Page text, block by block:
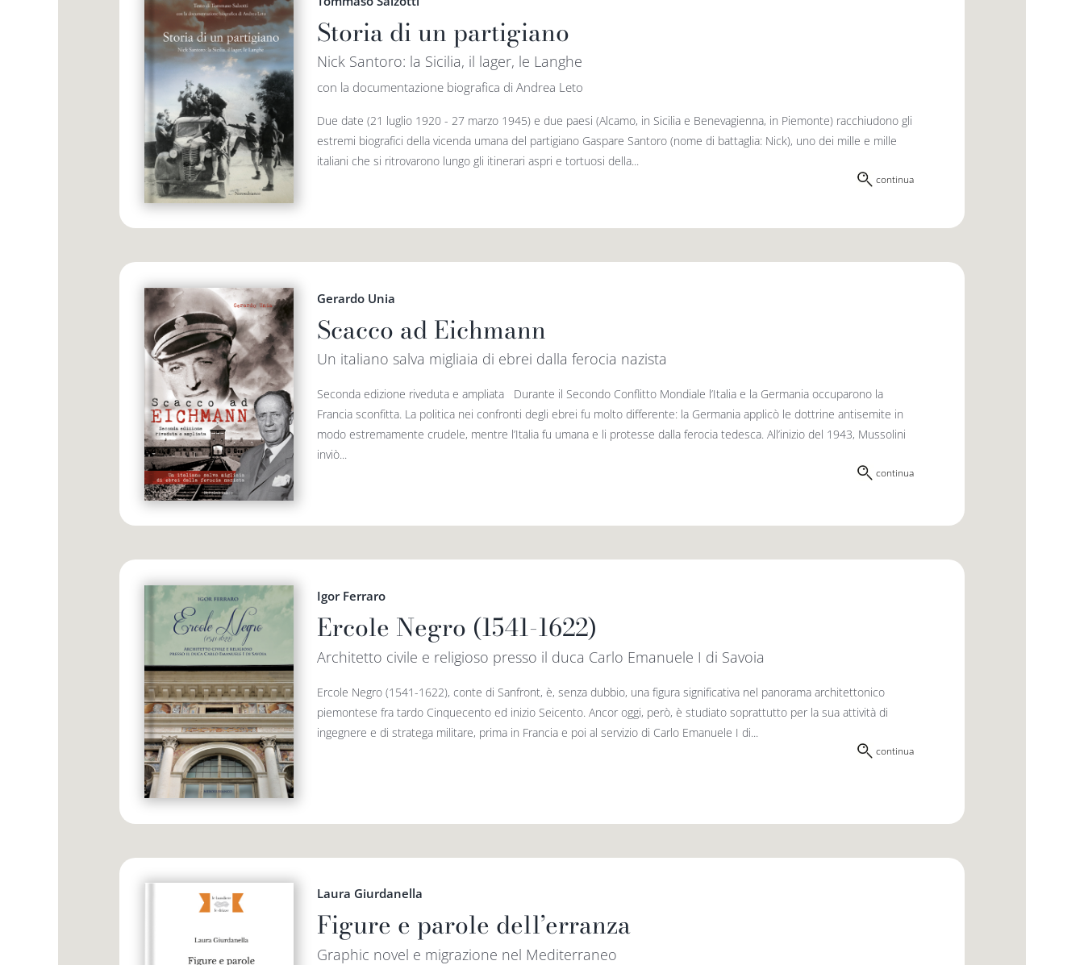
Storia di un partigiano
Nick Santoro: la Sicilia, il lager, le Langhe
con la documentazione biografica di Andrea Leto
Due date (21 luglio 1920 - 27 marzo 1945) e due paesi (Alcamo, in Sicilia e Benevagienna, in Piemonte) racchiudono gli
estremi biografici della vicenda umana del partigiano Gaspare Santoro (nome di battaglia: Nick), uno dei mille e mille
italiani che si ritrovarono lungo gli itinerari aspri e tortuosi della...
continua
Gerardo Unia
Scacco ad Eichmann
Un italiano salva migliaia di ebrei dalla ferocia nazista
Seconda edizione riveduta e ampliata Durante il Secondo Conflitto Mondiale l’Italia e la Germania occuparono la
Francia sconfitta. La politica nei confronti degli ebrei fu molto differente: la Germania applicò le dottrine antisemite in
modo estremamente crudele, mentre l’Italia fu umana e li protesse dalla ferocia tedesca. All’inizio del 1943, Mussolini
inviò...
continua
Igor Ferraro
Ercole Negro (1541-1622)
Architetto civile e religioso presso il duca Carlo Emanuele I di Savoia
Ercole Negro (1541-1622), conte di Sanfront, è, senza dubbio, una figura significativa nel panorama architettonico
piemontese fra tardo Cinquecento ed inizio Seicento. Ancor oggi, però, è studiato soprattutto per la sua attività di
ingegnere e di stratega militare, prima in Francia e poi al servizio di Carlo Emanuele I di...
continua
Laura Giurdanella
Figure e parole dell’erranza
Graphic novel e migrazione nel Mediterraneo